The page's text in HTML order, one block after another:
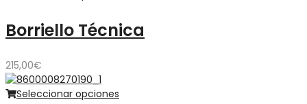
Borriello Técnica
215,00€
Seleccionar opciones